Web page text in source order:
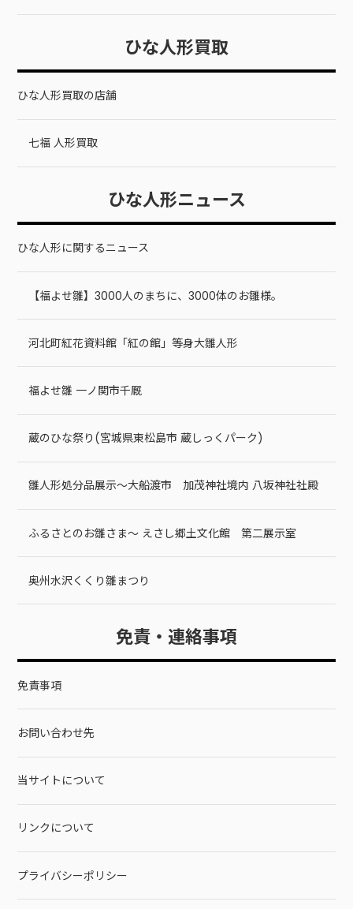
ひな人形買取
ひな人形買取の店舗
七福 人形買取
ひな人形ニュース
ひな人形に関するニュース
【福よせ雛】3000人のまちに、3000体のお雛様。
河北町紅花資料館「紅の館」等身大雛人形
福よせ雛 一ノ関市千厩
蔵のひな祭り(宮城県東松島市 蔵しっくパーク)
雛人形処分品展示～大船渡市 加茂神社境内 八坂神社社殿
ふるさとのお雛さま～ えさし郷土文化館 第二展示室
奥州水沢くくり雛まつり
免責・連絡事項
免責事項
お問い合わせ先
当サイトについて
リンクについて
プライバシーポリシー